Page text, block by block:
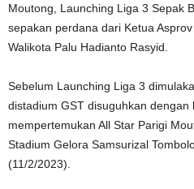
Moutong, Launching Liga 3 Sepak
sepakan perdana dari Ketua
Walikota Palu Hadianto Rasyid.
Sebelum Launching Liga 3
distadium GST disuguhkan
mempertemukan All Star Parigi
Stadium Gelora Samsurizal
(11/2/2023).